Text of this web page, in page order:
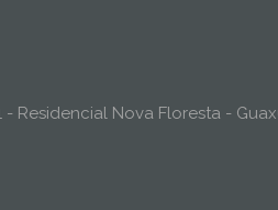
- Residencial Nova Floresta -